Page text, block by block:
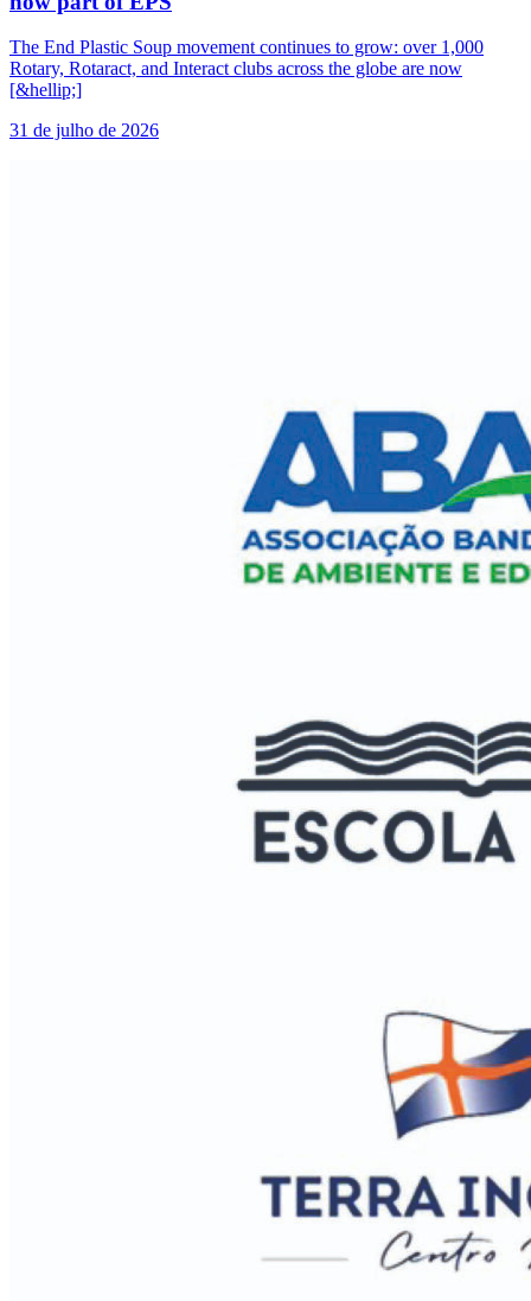
The End Plastic Soup movement continues to grow: over 1,000
Rotary, Rotaract, and Interact clubs across the globe are now
[&hellip;]
31 de julho de 2026